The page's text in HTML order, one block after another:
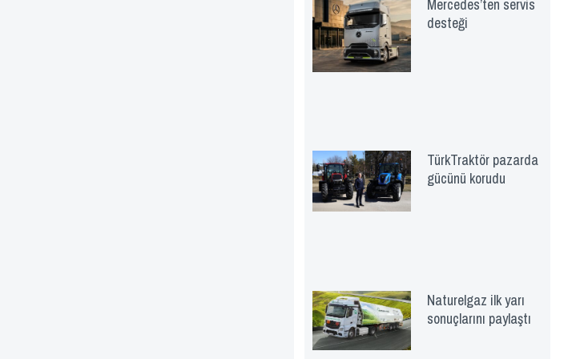
Mercedes’ten servis
desteği
TürkTraktör pazarda
gücünü korudu
Naturelgaz ilk yarı
sonuçlarını paylaştı